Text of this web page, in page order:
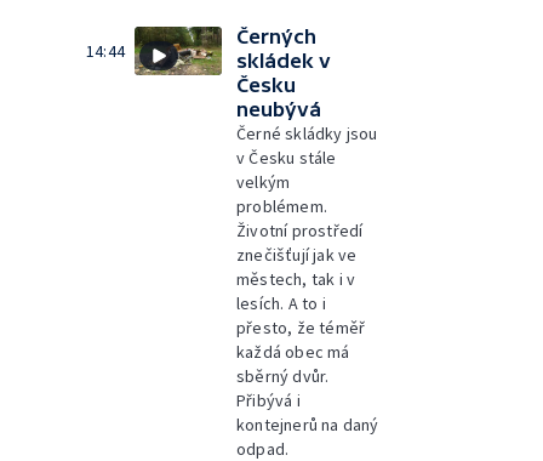
14:44
Černých
skládek v
Česku
neubývá
Černé skládky jsou
v Česku stále
velkým
problémem.
Životní prostředí
znečišťují jak ve
městech, tak i v
lesích. A to i
přesto, že téměř
každá obec má
sběrný dvůr.
Přibývá i
kontejnerů na daný
odpad.